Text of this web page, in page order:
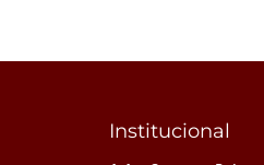
Institucional